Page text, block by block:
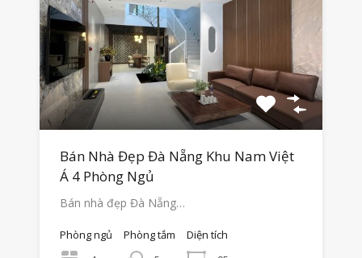
Bán Nhà Đẹp Đà Nẵng Khu Nam Việt
Á 4 Phòng Ngủ
Bán nhà đẹp Đà Nẵng…
Phòng ngủ
Phòng tắm
Diện tích